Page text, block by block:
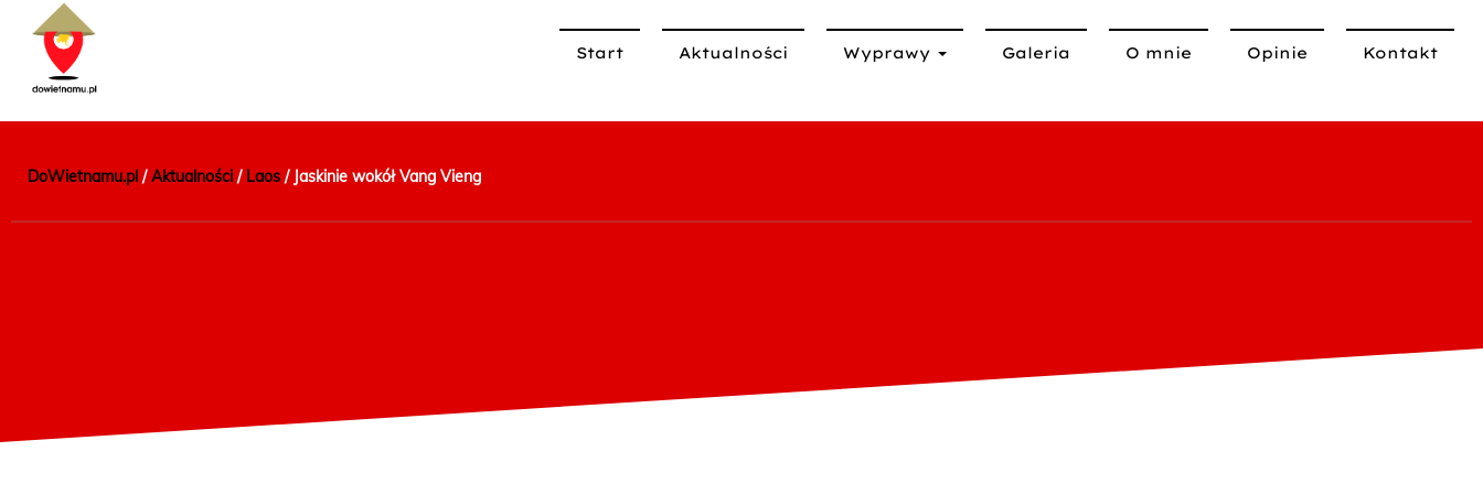
Start Aktualności Wyprawy Galeria O mnie Opinie Kontakt
DoWietnamu.pl /Aktualności / Laos / Jaskinie wokół Vang Vieng